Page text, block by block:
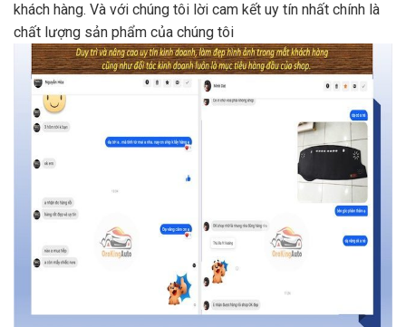
khách hàng. Và với chúng tôi lời cam kết uy tín nhất chính là
chất lượng sản phẩm của chúng tôi